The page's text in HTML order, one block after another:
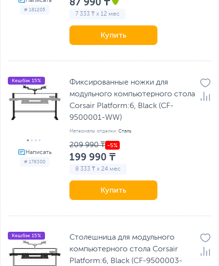
# 181205
7 333 ₸ x 12 мес
Купить
# 178300
Кешбэк 15%
Фиксированные ножки для
модульного компьютерного стола
Corsair Platform:6, Black (CF-
9500001-WW)
Материалы отделки: Сталь
209 990 ₸
199 990 ₸
8 333 ₸ x 24 мес
Купить
Кешбэк 15%
Столешница для модульного
компьютерного стола Corsair
Platform:6, Black (CF-9500003-